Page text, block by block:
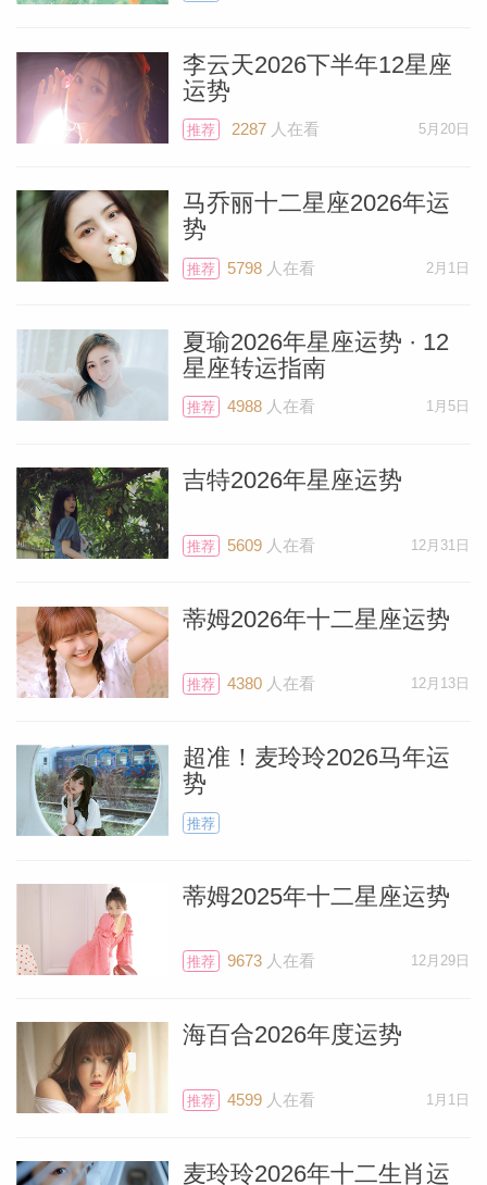
李云天2026下半年12星座
运势
推荐 2287人在看 5月20日
马乔丽十二星座2026年运
势
推荐 5798人在看 2月1日
夏瑜2026年星座运势 · 12
星座转运指南
推荐 4988人在看 1月5日
吉特2026年星座运势
推荐 5609人在看 12月31日
蒂姆2026年十二星座运势
推荐 4380人在看 12月13日
超准！麦玲玲2026马年运
势
推荐
蒂姆2025年十二星座运势
推荐 9673人在看 12月29日
海百合2026年度运势
推荐 4599人在看 1月1日
麦玲玲2026年十二生肖运